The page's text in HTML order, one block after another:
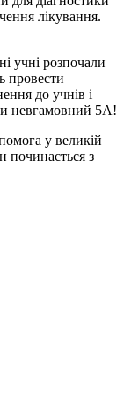
лікування.
учні розпочали
провести
до учнів і
невгамовний 5А!
у великій
починається з